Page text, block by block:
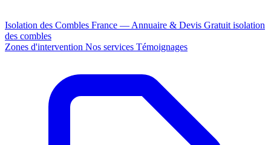
Isolation des Combles France — Annuaire & Devis Gratuit isolation
des combles
Zones d'intervention Nos services Témoignages